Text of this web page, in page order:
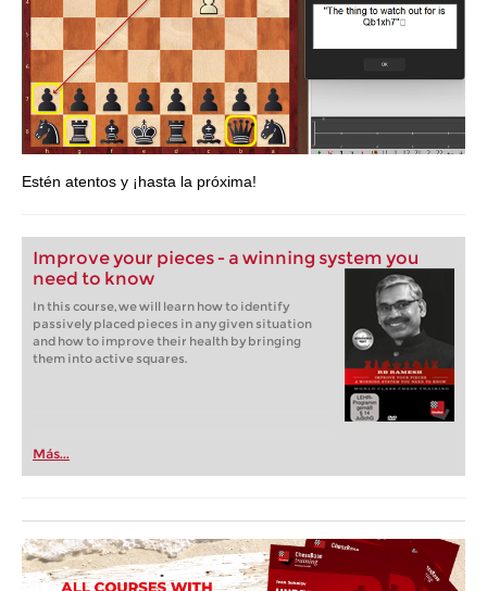
Estén atentos y ¡hasta la próxima!
Improve your pieces - a winning system you
need to know
In this course, we will learn how to identify
passively placed pieces in any given situation
and how to improve their health by bringing
them into active squares.
Más...